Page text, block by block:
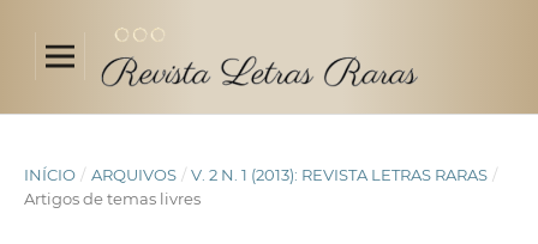
INÍCIO / ARQUIVOS / V. 2 N. 1 (2013): REVISTA LETRAS RARAS /
Artigos de temas livres